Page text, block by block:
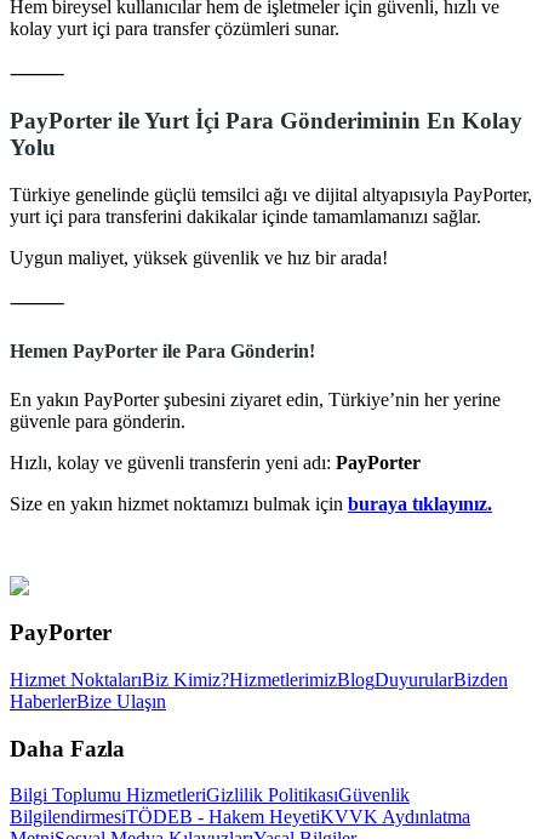
Hem bireysel kullanıcılar hem de işletmeler için güvenli, hızlı ve
kolay yurt içi para transfer çözümleri sunar.
⸻
PayPorter ile Yurt İçi Para Gönderiminin En Kolay
Yolu
Türkiye genelinde güçlü temsilci ağı ve dijital altyapısıyla PayPorter,
yurt içi para transferini dakikalar içinde tamamlamanızı sağlar.
Uygun maliyet, yüksek güvenlik ve hız bir arada!
⸻
Hemen PayPorter ile Para Gönderin!
En yakın PayPorter şubesini ziyaret edin, Türkiye’nin her yerine
güvenle para gönderin.
Hızlı, kolay ve güvenli transferin yeni adı: PayPorter
Size en yakın hizmet noktamızı bulmak için buraya tıklayınız.
PayPorter
Hizmet NoktalarıBiz Kimiz?HizmetlerimizBlogDuyurularBizden
HaberlerBize Ulaşın
Daha Fazla
Bilgi Toplumu HizmetleriGizlilik PolitikasıGüvenlik
BilgilendirmesiTÖDEB - Hakem HeyetiKVVK Aydınlatma